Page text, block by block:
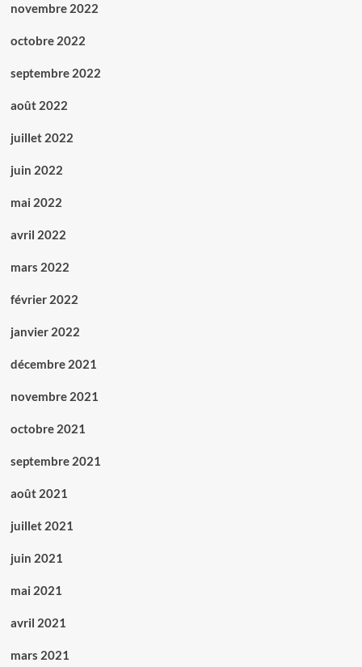
novembre 2022
octobre 2022
septembre 2022
août 2022
juillet 2022
juin 2022
mai 2022
avril 2022
mars 2022
février 2022
janvier 2022
décembre 2021
novembre 2021
octobre 2021
septembre 2021
août 2021
juillet 2021
juin 2021
mai 2021
avril 2021
mars 2021